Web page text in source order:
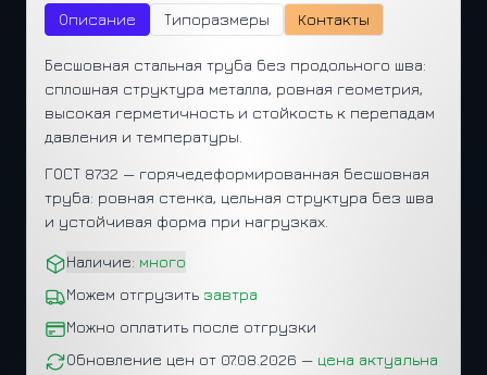
Описание Типоразмеры Контакты
Бесшовная стальная труба без продольного шва:
сплошная структура металла, ровная геометрия,
высокая герметичность и стойкость к перепадам
давления и температуры.
ГОСТ 8732 — горячедеформированная бесшовная
труба: ровная стенка, цельная структура без шва
и устойчивая форма при нагрузках.
Наличие: много
Можем отгрузить завтра
Можно оплатить после отгрузки
Обновление цен от 07.08.2026 — цена актуальна